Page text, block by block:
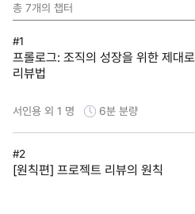
총 7개의 챕터
#1
프롤로그: 조직의 성장을 위한 제대
리뷰법
서인용 외 1 명 6분 분량
#2
[원칙편] 프로젝트 리뷰의 원칙